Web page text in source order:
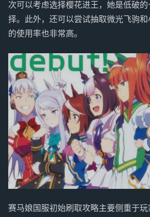
次可以考虑选择樱花进王，她是低破
择。此外，还可以尝试抽取微光飞驹
的使用率也非常高。
赛马娘国服初始刷取攻略主要侧重于